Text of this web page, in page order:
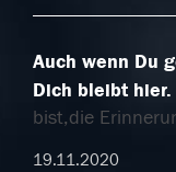
Auch wenn Du
Dich bleibt hier.
bist,die
19.11.2020